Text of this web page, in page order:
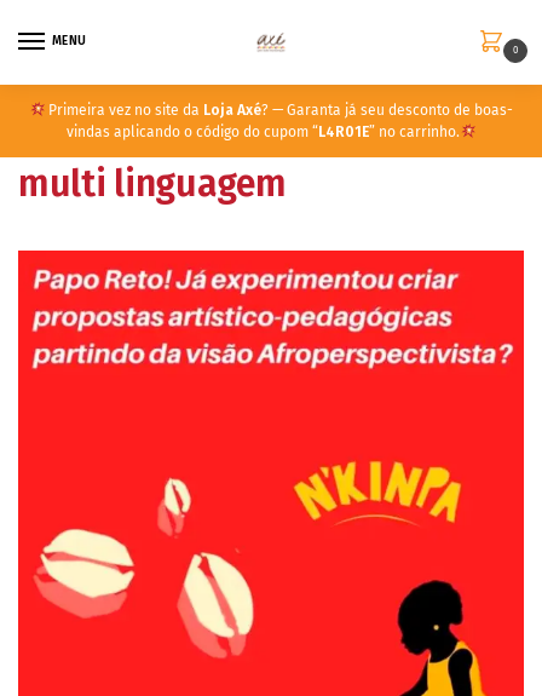
MENU
0
Primeira vez no site da Loja Axé? — Garanta já seu desconto de boas-
vindas aplicando o código do cupom “ L4R01E” no carrinho.
multi linguagem